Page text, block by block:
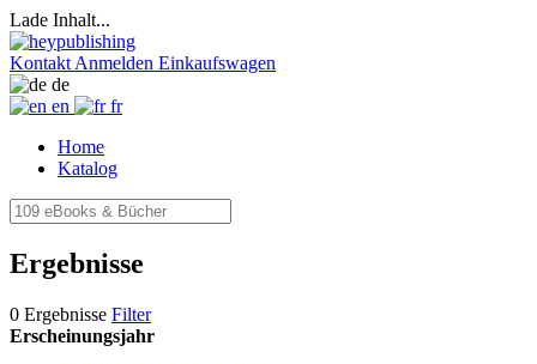
Lade Inhalt...
Kontakt Anmelden Einkaufswagen
de
en
fr
Home
Katalog
Ergebnisse
0 Ergebnisse Filter
Erscheinungsjahr